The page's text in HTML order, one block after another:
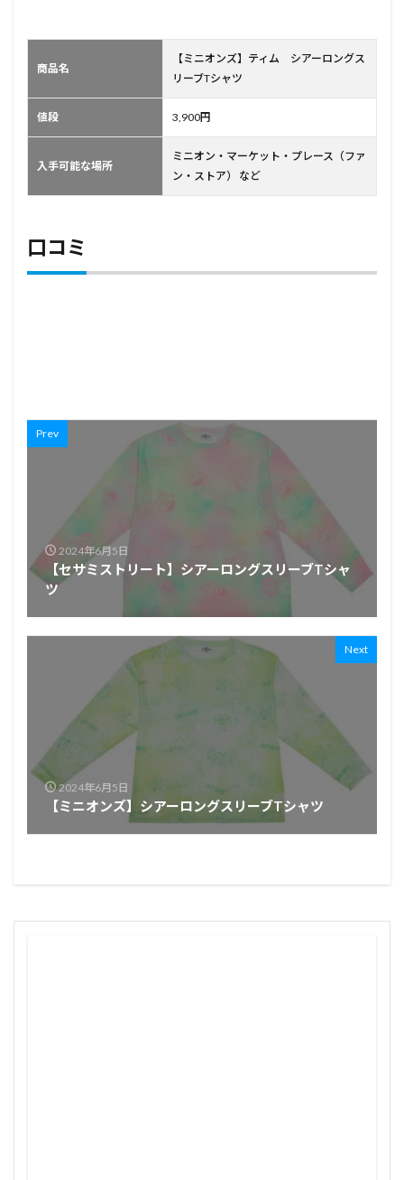
商品名
【ミニオンズ】ティム シアーロングス
リーブTシャツ
値段 3,900円
入手可能な場所
ミニオン・マーケット・プレース（ファ
ン・ストア） など
口コミ
Prev
2024年6月5日
【セサミストリート】シアーロングスリーブTシャ
ツ
Next
2024年6月5日
【ミニオンズ】シアーロングスリーブTシャツ